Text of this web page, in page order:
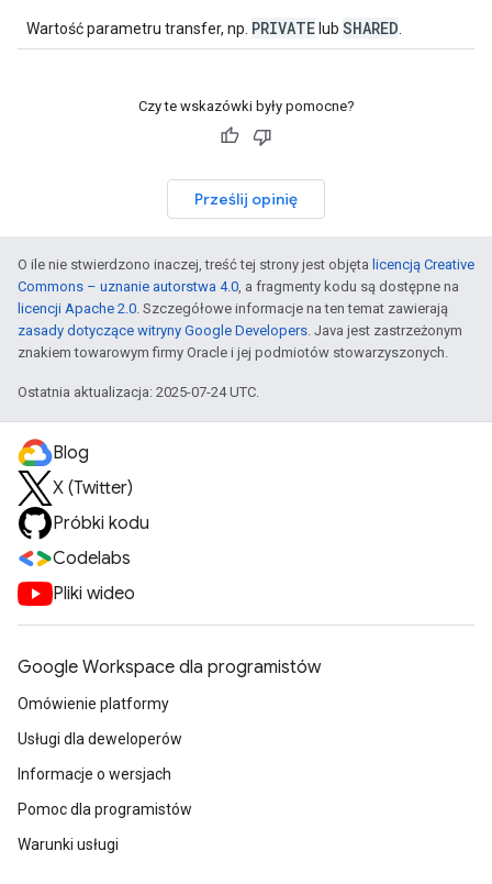
Wartość parametru transfer, np. PRIVATE lub SHARED
Czy te wskazówki były pomocne?
Prześlij opinię
O ile nie stwierdzono inaczej, treść tej strony jest objęta licencją Creative
Commons – uznanie autorstwa 4.0, a fragmenty kodu są dostępne na
licencji Apache 2.0. Szczegółowe informacje na ten temat zawierają
zasady dotyczące witryny Google Developers. Java jest zastrzeżonym
znakiem towarowym firmy Oracle i jej podmiotów stowarzyszonych.
Ostatnia aktualizacja: 2025-07-24 UTC.
Blog
X (Twitter)
Próbki kodu
Codelabs
Pliki wideo
Google Workspace dla programistów
Omówienie platformy
Usługi dla deweloperów
Informacje o wersjach
Pomoc dla programistów
Warunki usługi